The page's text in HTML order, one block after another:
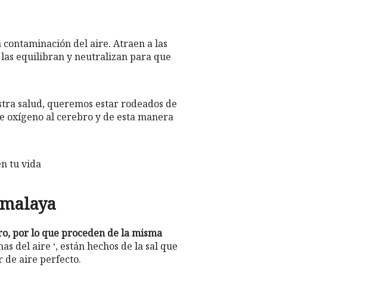
del aire. Atraen a las
equilibran y neutralizan para que
salud, queremos estar rodeados de
oxígeno al cerebro y de esta manera
por lo que proceden de la misma
del aire ‘, están hechos de la sal que
de aire perfecto.